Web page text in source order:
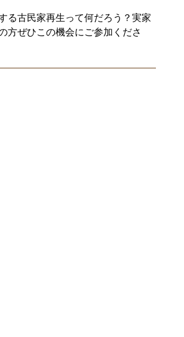
る古民家再生って何だろう？実家
方ぜひこの機会にご参加くださ